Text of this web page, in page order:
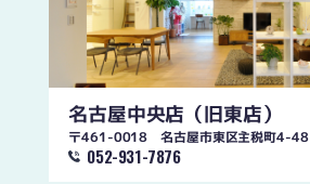
名古屋中央店 （旧東店）
〒461-0018 名古屋市東区主税町4-48
052-931-7876